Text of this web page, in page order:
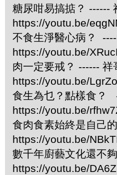
糖尿咁易搞掂？ ------
https://youtu.be/
不食生淨醫心病？
https://youtu.be/
肉一定要戒？ ------ 祥
https://youtu.be/
食生為乜？點樣食？
https://youtu.be/
食肉食素始終是自己
https://youtu.be/
數千年廚藝文化還不
https://youtu.be/